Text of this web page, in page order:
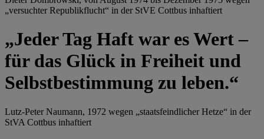
„versuchter Republikflucht“ in der StVE Cottbus inhaftiert
„Jeder Tag Haft war es Wert –
für das Glück in Freiheit und
Selbstbestimmung zu leben.“
Lutz-Peter Naumann, 1972 wegen „staatsfeindlicher Hetze“ in der
StVA Cottbus inhaftiert